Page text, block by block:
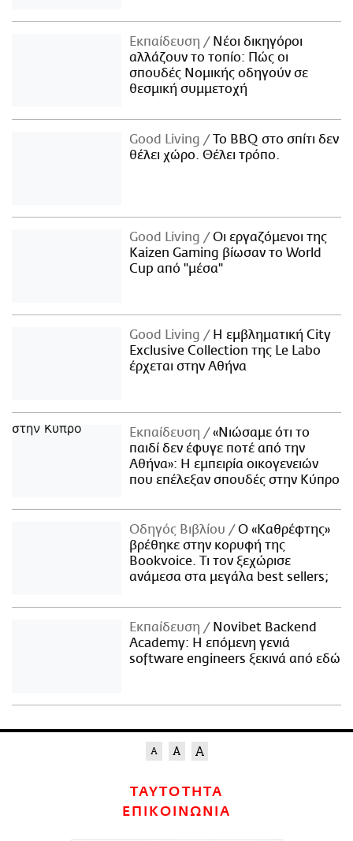
Εκπαίδευση
Νέοι δικηγόροι
αλλάζουν το τοπίο: Πώς οι
σπουδές Νομικής οδηγούν σε
θεσμική συμμετοχή
Good Living
Το BBQ στο σπίτι δεν
θέλει χώρο. Θέλει τρόπο.
Good Living
Οι εργαζόμενοι της
Kaizen Gaming βίωσαν το World
Cup από "μέσα"
Good Living
Η εμβληματική City
Exclusive Collection της Le Labo
έρχεται στην Αθήνα
Εκπαίδευση
«Νιώσαμε ότι το
παιδί δεν έφυγε ποτέ από την
Αθήνα»: Η εμπειρία οικογενειών
που επέλεξαν σπουδές στην Κύπρο
Οδηγός Βιβλίου
Ο «Καθρέφτης»
βρέθηκε στην κορυφή της
Bookvoice. Τι τον ξεχώρισε
ανάμεσα στα μεγάλα best sellers;
Εκπαίδευση
Novibet Backend
Academy: Η επόμενη γενιά
software engineers ξεκινά από εδώ
ΤΑΥΤΟΤΗΤΑ
ΕΠΙΚΟΙΝΩΝΙΑ